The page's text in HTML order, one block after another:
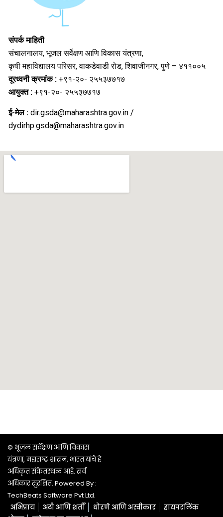
संपर्क माहिती
संचालनालय, भूजल सर्वेक्षण आणि विकास यंत्रणा,
कृषी महाविद्यालय परिसर, वाकडेवाडी रोड, शिवाजीनगर, पुणे – ४११००५
दूरध्वनी क्रमांक : +९१-२०- २५५३७७१७
आयुक्‍त : +९१-२०- २५५३७७१७
ई-मेल : dir.gsda@maharashtra.gov.in /
dydirhp.gsda@maharashtra.gov.in
© भूजल सर्वेक्षण आणि विकास
यंत्रणा, महाराष्ट्र शासन, भारत यांचे हे
अधिकृत संकेतस्थळ आहे. सर्व
अधिकार सुरक्षित. Powered By :
TechBeats Software Pvt Ltd.
अभिप्राय
अटी आणि शर्ती धोरणे आणि अस्वीकार
हायपरलिंक